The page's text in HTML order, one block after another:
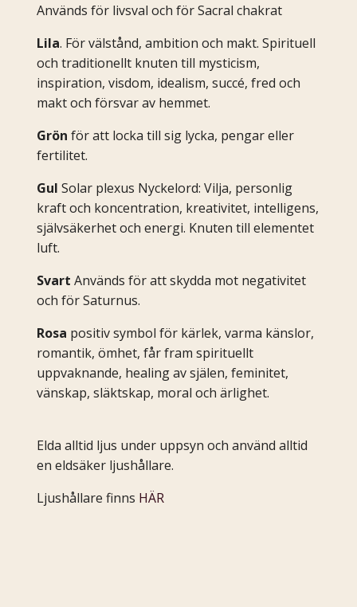
Används för livsval och för Sacral chakrat
Lila. För välstånd, ambition och makt. Spirituell
och traditionellt knuten till mysticism,
inspiration, visdom, idealism, succé, fred och
makt och försvar av hemmet.
Grön för att locka till sig lycka, pengar eller
fertilitet.
Gul Solar plexus Nyckelord: Vilja, personlig
kraft och koncentration, kreativitet, intelligens,
självsäkerhet och energi. Knuten till elementet
luft.
Svart Används för att skydda mot negativitet
och för Saturnus.
Rosa positiv symbol för kärlek, varma känslor,
romantik, ömhet, får fram spirituellt
uppvaknande, healing av själen, feminitet,
vänskap, släktskap, moral och ärlighet.
Elda alltid ljus under uppsyn och använd alltid
en eldsäker ljushållare.
Ljushållare finns HÄR